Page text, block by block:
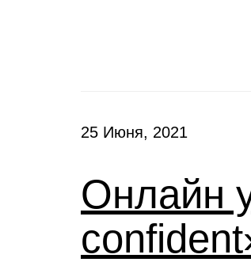
25 Июня, 2021
Онлайн